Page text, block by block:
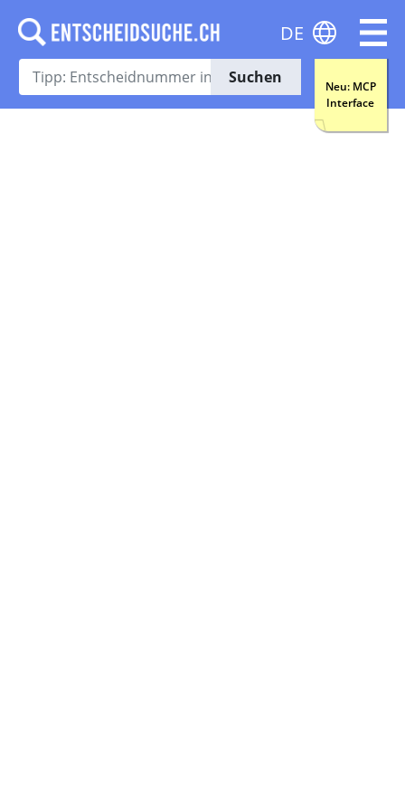
Suchen
Neu: MCP
Interface
DE